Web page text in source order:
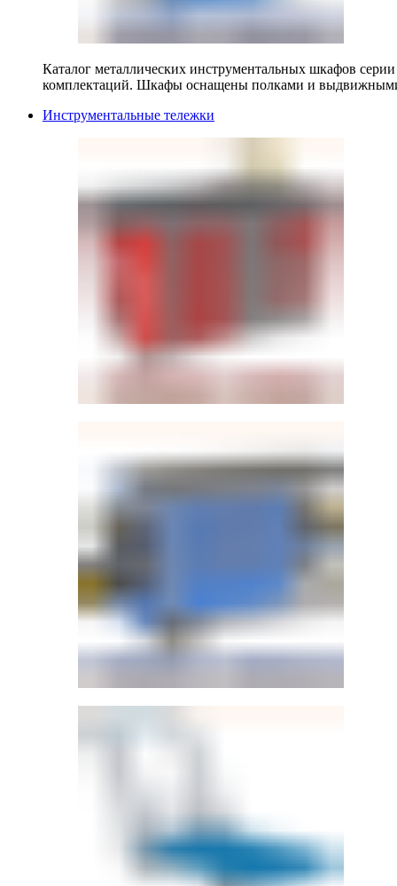
Каталог металлических инструментальных шкафов
комплектаций. Шкафы оснащены полками и
Инструментальные тележки